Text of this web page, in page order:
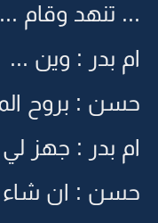
... تنهد وقام ...
ام بدر : وين ...
حسن : بروح
ام بدر : جهز
حسن : ان شاء